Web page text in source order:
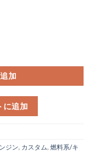
加
に追加
ジン, カスタム, 燃料系/キ